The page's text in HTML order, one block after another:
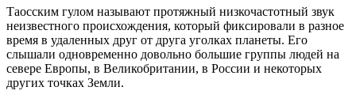
Таосским гулом называют протяжный низкочастотный звук
неизвестного происхождения, который фиксировали в разное
время в удаленных друг от друга уголках планеты. Его
слышали одновременно довольно большие группы людей на
севере Европы, в Великобритании, в России и некоторых
других точках Земли.